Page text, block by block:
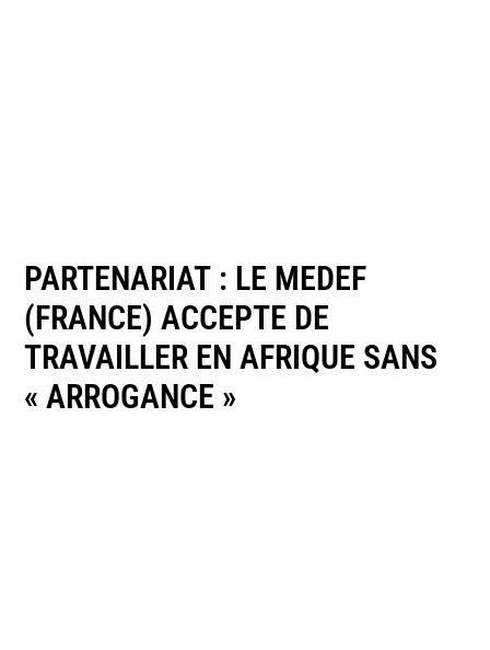
PARTENARIAT : LE MEDEF
(FRANCE) ACCEPTE DE
TRAVAILLER EN AFRIQUE SANS
« ARROGANCE »